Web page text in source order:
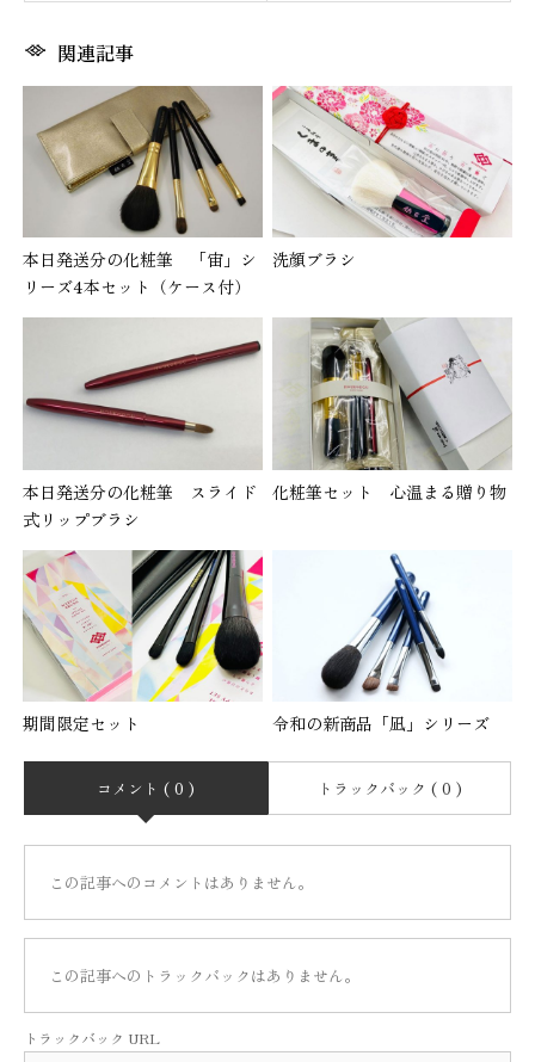
関連記事
本日発送分の化粧筆 「宙」シ
リーズ4本セット（ケース付）
洗顔ブラシ
本日発送分の化粧筆 スライド
式リップブラシ
化粧筆セット 心温まる贈り物
期間限定セット 令和の新商品「凪」シリーズ
コメント ( 0 ) トラックバック ( 0 )
この記事へのコメントはありません。
この記事へのトラックバックはありません。
トラックバック URL